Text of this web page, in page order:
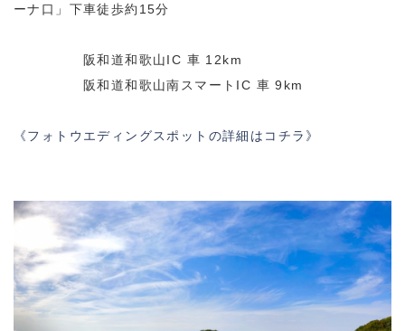
ーナ口」下車徒歩約15分
阪和道和歌山IC 車 12km
阪和道和歌山南スマートIC 車 9km
《フォトウエディングスポットの詳細はコチラ》